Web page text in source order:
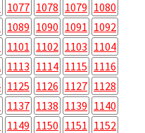
1077 1078 1079 1080
1089 1090 1091 1092
1101 1102 1103 1104
1113 1114 1115 1116
1125 1126 1127 1128
1137 1138 1139 1140
1149 1150 1151 1152